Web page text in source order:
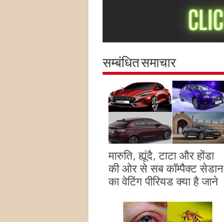
सम्बंधित समाचार
मारुति, ह्यूंदै, टाटा और होंडा
की ओर से सब कॉम्पैक्ट सेडान
का वेटिंग पीरियड क्या है जाने